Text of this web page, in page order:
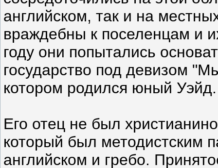
английском, так и на
враждебны к поселенцам и
году они попытались
государство под девизом
котором родился юный Уэйд.
Его отец не был
который был методистским
английском и гребо.